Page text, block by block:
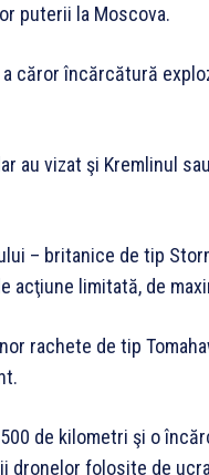
puterii la Moscova.
căror încărcătură
au vizat şi Kremlinul
– britanice de tip
acţiune limitată, de
rachete de tip
de kilometri şi o
dronelor folosite de